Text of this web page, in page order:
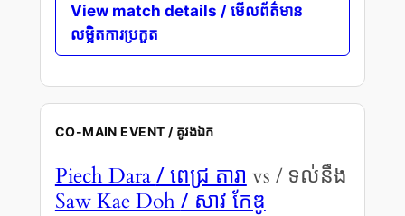
View match details / មើលព័ត៌មាន
លម្អិតការប្រកួត
CO-MAIN EVENT / គូរងឯក
Piech Dara/ ពេជ្រ តារា vs / ទល់នឹង
Saw Kae Doh / សាវ កែឌូ